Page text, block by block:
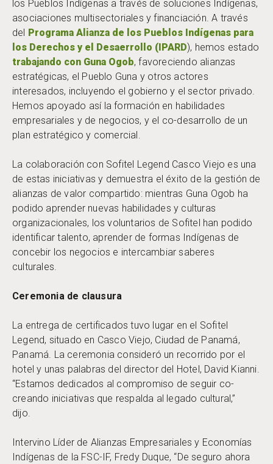
los Pueblos Indígenas a través de soluciones Indígenas,
asociaciones multisectoriales y financiación. A través
del Programa Alianza de los Pueblos Indígenas para
los Derechos y el Desaerrollo (IPARD), hemos estado
trabajando con Guna Ogob, favoreciendo alianzas
estratégicas, el Pueblo Guna y otros actores
interesados, incluyendo el gobierno y el sector privado.
Hemos apoyado así la formación en habilidades
empresariales y de negocios, y el co-desarrollo de un
plan estratégico y comercial.
La colaboración con Sofitel Legend Casco Viejo es una
de estas iniciativas y demuestra el éxito de la gestión de
alianzas de valor compartido: mientras Guna Ogob ha
podido aprender nuevas habilidades y culturas
organizacionales, los voluntarios de Sofitel han podido
identificar talento, aprender de formas Indígenas de
concebir los negocios e intercambiar saberes
culturales.
Ceremonia de clausura
La entrega de certificados tuvo lugar en el Sofitel
Legend, situado en Casco Viejo, Ciudad de Panamá,
Panamá. La ceremonia consideró un recorrido por el
hotel y unas palabras del director del Hotel, David Kianni.
“Estamos dedicados al compromiso de seguir co-
creando iniciativas que respalda al legado cultural,”
dijo.
Intervino Líder de Alianzas Empresariales y Economías
Indígenas de la FSC-IF, Fredy Duque, “De seguro ahora